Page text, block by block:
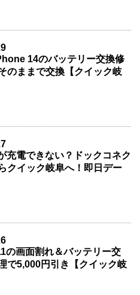
14のバッテリー交換修
のままで交換【クイック岐
充電できない？ドックコネク
クイック岐阜へ！即日デー
の画面割れ＆バッテリー交
で5,000円引き【クイック岐